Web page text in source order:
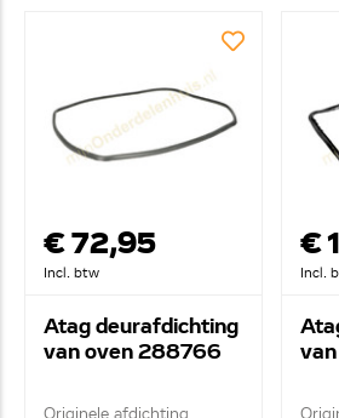
€ 72,95
Incl. btw
Atag deurafdichting
van oven 288766
Originele afdichting
€
Incl.